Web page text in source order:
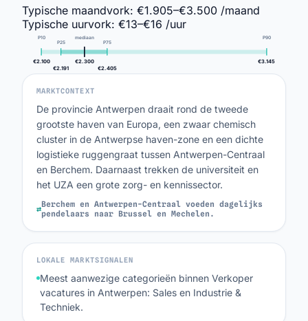
Typische maandvork: €1.905–€3.500 /maand
Typische uurvork: €13–€16 /uur
P10
€2.100
P25
€2.191
mediaan
€2.300
P75
€2.405
P90
€3.145
MARKTCONTEXT
De provincie Antwerpen draait rond de tweede
grootste haven van Europa, een zwaar chemisch
cluster in de Antwerpse haven-zone en een dichte
logistieke ruggengraat tussen Antwerpen-Centraal
en Berchem. Daarnaast trekken de universiteit en
het UZA een grote zorg- en kennissector.
⇄Berchem en Antwerpen-Centraal voeden dagelijks
pendelaars naar Brussel en Mechelen.
LOKALE MARKTSIGNALEN
Meest aanwezige categorieën binnen Verkoper
vacatures in Antwerpen: Sales en Industrie &
Techniek.